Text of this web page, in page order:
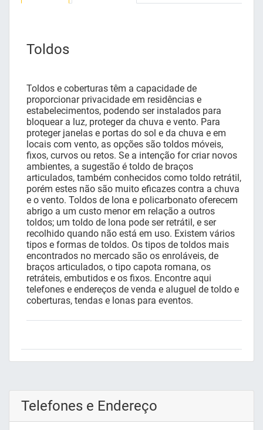
Toldos
Toldos e coberturas têm a capacidade de
proporcionar privacidade em residências e
estabelecimentos, podendo ser instalados para
bloquear a luz, proteger da chuva e vento. Para
proteger janelas e portas do sol e da chuva e em
locais com vento, as opções são toldos móveis,
fixos, curvos ou retos. Se a intenção for criar novos
ambientes, a sugestão é toldo de braços
articulados, também conhecidos como toldo retrátil,
porém estes não são muito eficazes contra a chuva
e o vento. Toldos de lona e policarbonato oferecem
abrigo a um custo menor em relação a outros
toldos; um toldo de lona pode ser retrátil, e ser
recolhido quando não está em uso. Existem vários
tipos e formas de toldos. Os tipos de toldos mais
encontrados no mercado são os enroláveis, de
braços articulados, o tipo capota romana, os
retráteis, embutidos e os fixos. Encontre aqui
telefones e endereços de venda e aluguel de toldo e
coberturas, tendas e lonas para eventos.
Telefones e Endereço